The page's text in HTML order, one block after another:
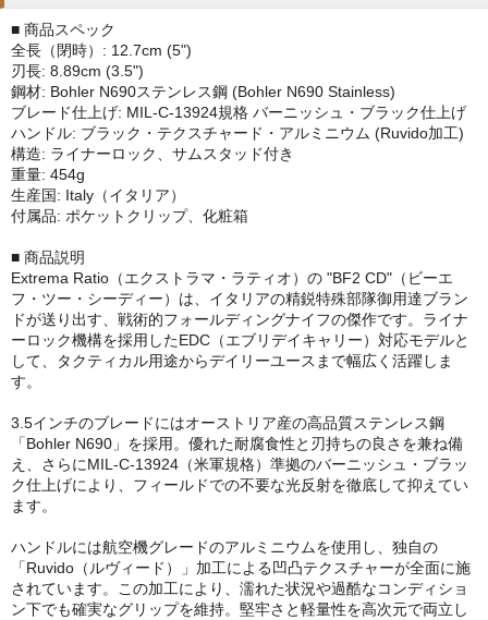
■ 商品スペック
全長（閉時）: 12.7cm (5")
刃長: 8.89cm (3.5")
鋼材: Bohler N690ステンレス鋼 (Bohler N690 Stainless)
ブレード仕上げ: MIL-C-13924規格 バーニッシュ・ブラック仕上げ
ハンドル: ブラック・テクスチャード・アルミニウム (Ruvido加工)
構造: ライナーロック、サムスタッド付き
重量: 454g
生産国: Italy（イタリア）
付属品: ポケットクリップ、化粧箱
■ 商品説明
Extrema Ratio（エクストラマ・ラティオ）の "BF2 CD"（ビーエ
フ・ツー・シーディー）は、イタリアの精鋭特殊部隊御用達ブラン
ドが送り出す、戦術的フォールディングナイフの傑作です。ライナ
ーロック機構を採用したEDC（エブリデイキャリー）対応モデルと
して、タクティカル用途からデイリーユースまで幅広く活躍しま
す。
3.5インチのブレードにはオーストリア産の高品質ステンレス鋼
「Bohler N690」を採用。優れた耐腐食性と刃持ちの良さを兼ね備
え、さらにMIL-C-13924（米軍規格）準拠のバーニッシュ・ブラッ
ク仕上げにより、フィールドでの不要な光反射を徹底して抑えてい
ます。
ハンドルには航空機グレードのアルミニウムを使用し、独自の
「Ruvido（ルヴィード）」加工による凹凸テクスチャーが全面に施
されています。この加工により、濡れた状況や過酷なコンディショ
ン下でも確実なグリップを維持。堅牢さと軽量性を高次元で両立し